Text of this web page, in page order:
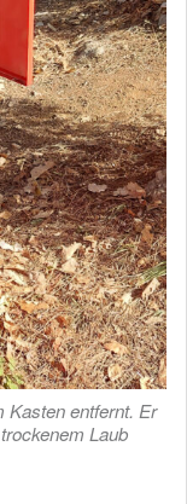
Kasten entfernt. Er
Laub